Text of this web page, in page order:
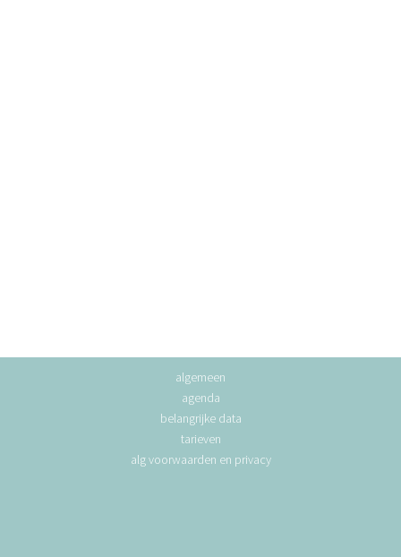
algemeen
agenda
belangrijke data
tarieven
alg voorwaarden en privacy